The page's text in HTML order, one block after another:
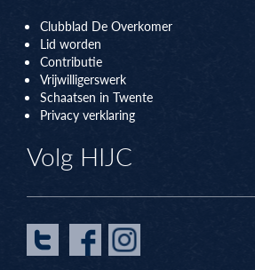
Clubblad De Overkomer
Lid worden
Contributie
Vrijwilligerswerk
Schaatsen in Twente
Privacy verklaring
Volg HIJC